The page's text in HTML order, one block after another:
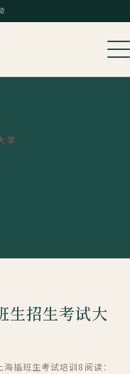
学
生招生考试大
海插班生考试培训8 阅读：